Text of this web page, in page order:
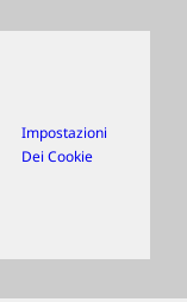
Impostazioni
Dei Cookie